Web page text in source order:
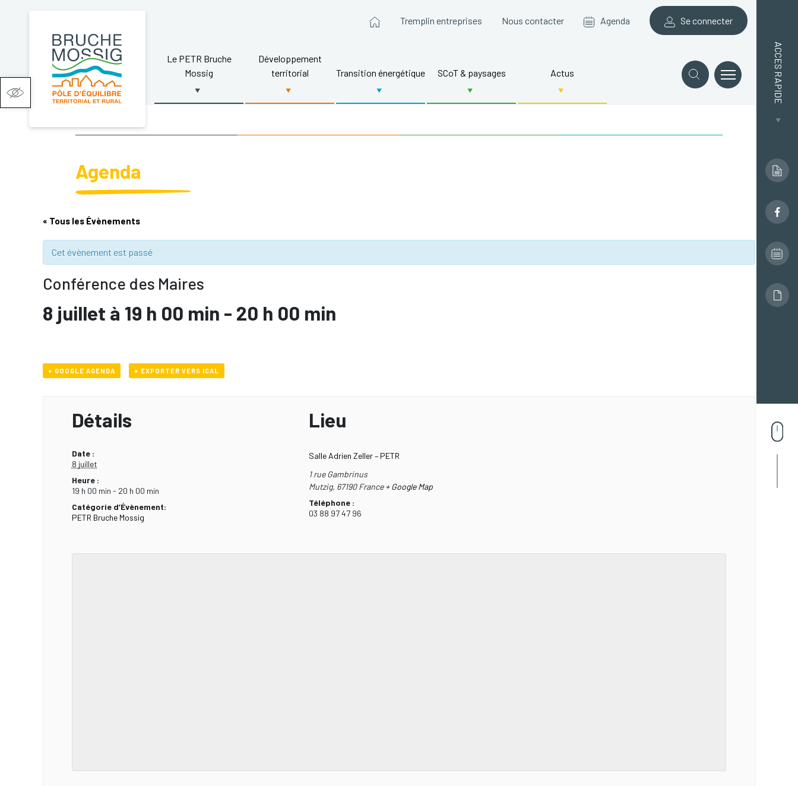
Ouvrir la barre d’outils
Tremplin entreprises Nous contacter Agenda Se connecter
Le PETR Bruche
Mossig
Développement
territorial
Transition énergétique SCoT & paysages Actus ACCES RAPIDE
Agenda
« Tous les Évènements
Cet évènement est passé
Conférence des Maires
8 juillet à 19 h 00 min - 20 h 00 min
+ GOOGLE AGENDA + EXPORTER VERS ICAL
Détails
Date :
8 juillet
Heure :
19 h 00 min - 20 h 00 min
Catégorie d’Évènement:
PETR Bruche Mossig
Lieu
Salle Adrien Zeller – PETR
1 rue Gambrinus
Mutzig, 67190 France + Google Map
Téléphone :
03 88 97 47 96